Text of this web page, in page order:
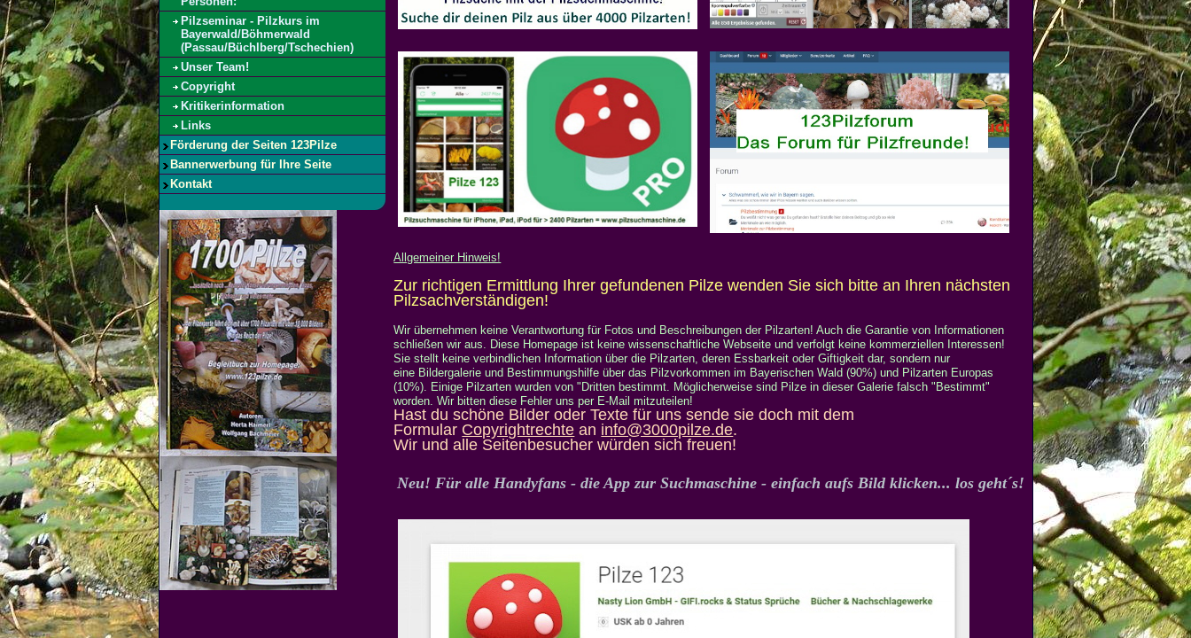
Pilzseminar - Pilzkurs im
Bayerwald/Böhmerwald
(Passau/Büchlberg/Tschechien)
Unser Team!
Copyright
Kritikerinformation
Links
Förderung der Seiten 123Pilze
Bannerwerbung für Ihre Seite
Kontakt
Allgemeiner Hinweis!
Zur richtigen Ermittlung Ihrer gefundenen Pilze wenden Sie sich bitte an Ihren nächsten
Pilzsachverständigen!
Wir übernehmen keine Verantwortung für Fotos und Beschreibungen der Pilzarten! Auch die Garantie von Informationen
schließen wir aus. Diese Homepage ist keine wissenschaftliche Webseite und verfolgt keine kommerziellen Interessen!
Sie stellt keine verbindlichen Information über die Pilzarten, deren Essbarkeit oder Giftigkeit dar, sondern nur
eine Bildergalerie und Bestimmungshilfe über das Pilzvorkommen im Bayerischen Wald (90%) und Pilzarten Europas
(10%). Einige Pilzarten wurden von "Dritten bestimmt. Möglicherweise sind Pilze in dieser Galerie falsch "Bestimmt"
worden. Wir bitten diese Fehler uns per E-Mail mitzuteilen!
Hast du schöne Bilder oder Texte für uns sende sie doch mit dem
Formular Copyrightrechte an info@3000pilze.de.
Wir und alle Seitenbesucher würden sich freuen!
Neu! Für alle Handyfans - die App zur Suchmaschine - einfach aufs Bild klicken... los geht´s!